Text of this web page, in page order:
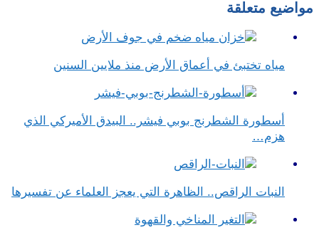
مواضيع متعلقة
مياه تختبئ في أعماق الأرض منذ ملايين السنين
أسطورة الشطرنج بوبي فيشر.. البيدق الأميركي الذي
هزم…
النبات الراقص.. الظاهرة التي يعجز العلماء عن تفسيرها